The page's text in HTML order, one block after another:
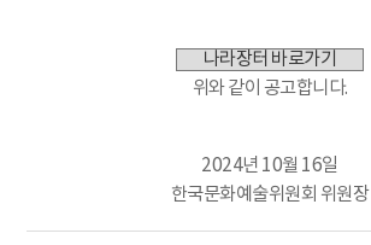
나라장터 바로가기
위와 같이 공고합니다.
2024년 10월 16일
한국문화예술위원회 위원장